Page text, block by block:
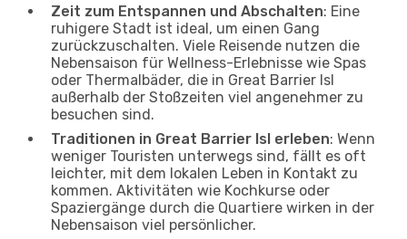
Zeit zum Entspannen und Abschalten: Eine
ruhigere Stadt ist ideal, um einen Gang
zurückzuschalten. Viele Reisende nutzen die
Nebensaison für Wellness-Erlebnisse wie Spas
oder Thermalbäder, die in Great Barrier Isl
außerhalb der Stoßzeiten viel angenehmer zu
besuchen sind.
Traditionen in Great Barrier Isl erleben: Wenn
weniger Touristen unterwegs sind, fällt es oft
leichter, mit dem lokalen Leben in Kontakt zu
kommen. Aktivitäten wie Kochkurse oder
Spaziergänge durch die Quartiere wirken in der
Nebensaison viel persönlicher.